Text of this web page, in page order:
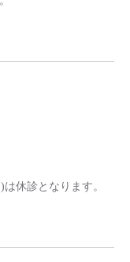
休診となります。